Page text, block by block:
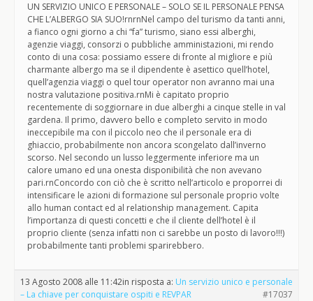
UN SERVIZIO UNICO E PERSONALE – SOLO SE IL PERSONALE PENSA
CHE L’ALBERGO SIA SUO!rnrnNel campo del turismo da tanti anni,
a fianco ogni giorno a chi “fa” turismo, siano essi alberghi,
agenzie viaggi, consorzi o pubbliche amministazioni, mi rendo
conto di una cosa: possiamo essere di fronte al migliore e più
charmante albergo ma se il dipendente è asettico quell’hotel,
quell’agenzia viaggi o quel tour operator non avranno mai una
nostra valutazione positiva.rnMi è capitato proprio
recentemente di soggiornare in due alberghi a cinque stelle in val
gardena. Il primo, davvero bello e completo servito in modo
ineccepibile ma con il piccolo neo che il personale era di
ghiaccio, probabilmente non ancora scongelato dall’inverno
scorso. Nel secondo un lusso leggermente inferiore ma un
calore umano ed una onesta disponibilità che non avevano
pari.rnConcordo con ciò che è scritto nell’articolo e proporrei di
intensificare le azioni di formazione sul personale proprio volte
allo human contact ed al relationship management. Capita
l’importanza di questi concetti e che il cliente dell’hotel è il
proprio cliente (senza infatti non ci sarebbe un posto di lavoro!!!)
probabilmente tanti problemi sparirebbero.
13 Agosto 2008 alle 11:42in risposta a: Un servizio unico e personale
– La chiave per conquistare ospiti e REVPAR
#17037